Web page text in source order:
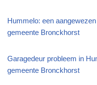
Hummelo: een
gemeente Bronckhorst
Garagedeur probleem in
gemeente Bronckhorst